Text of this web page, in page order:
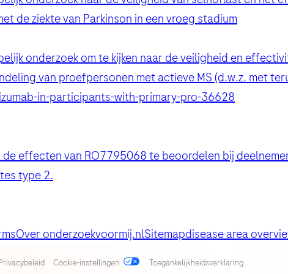
de ziekte van Parkinson in een vroeg stadium
onderzoek om te kijken naar de veiligheid en
van proefpersonen met actieve MS (d.w.z. met
in-participants-with-primary-pro-36628
de effecten van RO7795068 te beoordelen bij
type 2.
Over onderzoekvoormij.nlSitemapdisease area
Cookie-instellingen Toegankelijkheidsverklaring
opnemen?
de persoonlijke gegevens die u invoert voor de minimale benodigde
dergelijke verzoeken en om de informatie in een medische informatie-
gaat u akkoord met de verwerking van uw gegevens (waar
voor het bovenstaande doel en in overeenstemming met het
uw rechten en hoe Roche uw persoonsgegevens verwerkt.
Roche [F. Hoffmann-La-Roche Ltd] een wettelijke verplichting heeft om
de specifieke GVP (farmacovigilantie) wetgeving zullen worden